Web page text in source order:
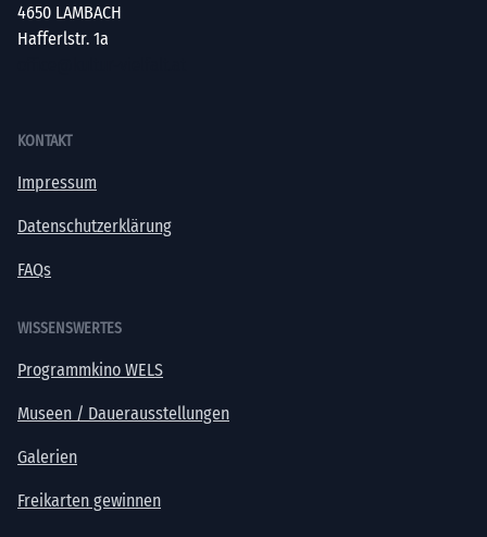
4650 LAMBACH
Hafferlstr. 1a
KONTAKT
Impressum
Datenschutzerklärung
FAQs
WISSENSWERTES
Programmkino WELS
Museen / Dauerausstellungen
Galerien
Freikarten gewinnen